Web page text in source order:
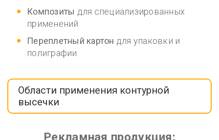
Композиты для специализированных
применений
Переплетный картон для упаковки и
полиграфии
Области применения контурной
высечки
Рекламная продукция: